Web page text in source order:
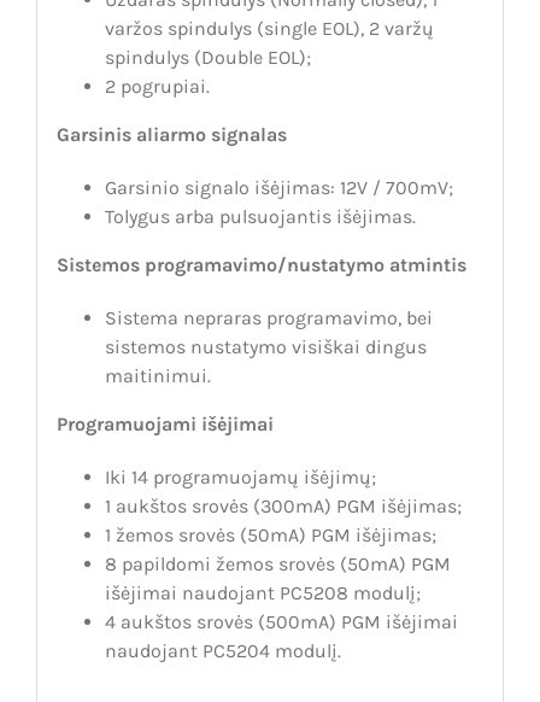
varžos spindulys (single EOL), 2 varžų
spindulys (Double EOL);
2 pogrupiai.
Garsinis aliarmo signalas
Garsinio signalo išėjimas: 12V / 700mV;
Tolygus arba pulsuojantis išėjimas.
Sistemos programavimo/nustatymo atmintis
Sistema nepraras programavimo, bei
sistemos nustatymo visiškai dingus
maitinimui.
Programuojami išėjimai
Iki 14 programuojamų išėjimų;
1 aukštos srovės (300mA) PGM išėjimas;
1 žemos srovės (50mA) PGM išėjimas;
8 papildomi žemos srovės (50mA) PGM
išėjimai naudojant PC5208 modulį;
4 aukštos srovės (500mA) PGM išėjimai
naudojant PC5204 modulį.